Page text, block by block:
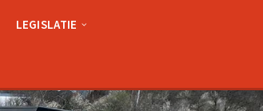
LEGISLATIE